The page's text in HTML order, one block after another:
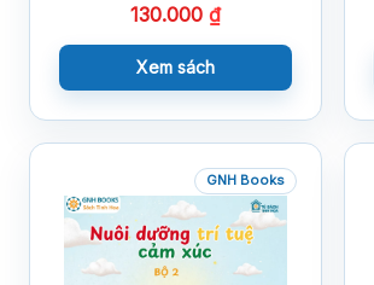
130.000 ₫
Xem sách
GNH Books